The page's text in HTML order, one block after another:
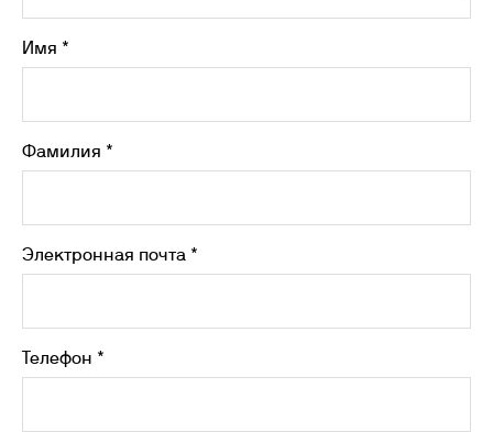
Имя *
Фамилия *
Электронная почта *
Телефон *